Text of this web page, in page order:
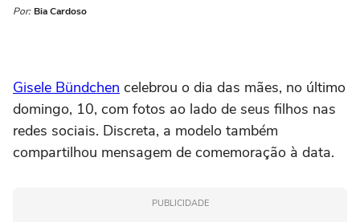
Por: Bia Cardoso
Gisele Bündchen celebrou o dia das mães, no último
domingo, 10, com fotos ao lado de seus filhos nas
redes sociais. Discreta, a modelo também
compartilhou mensagem de comemoração à data.
PUBLICIDADE